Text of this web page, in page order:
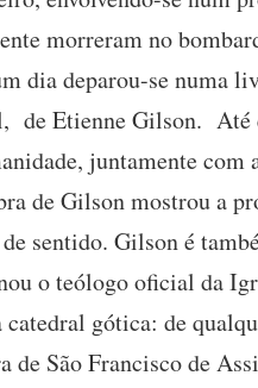
morreram no
dia deparou-se numa
de Etienne Gilson. Até
juntamente
de Gilson mostrou a
sentido. Gilson é
o teólogo oficial da
gótica: de
de São Francisco de